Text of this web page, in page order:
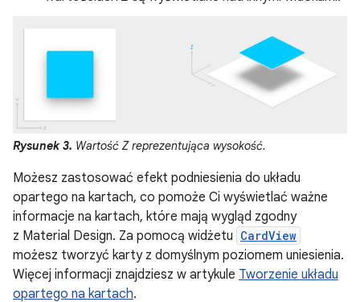
Rysunek 3. Wartość Zreprezentująca wysokość.
Możesz zastosować efekt podniesienia do układu
opartego na kartach, co pomoże Ci wyświetlać ważne
informacje na kartach, które mają wygląd zgodny
z Material Design. Za pomocą widżetu CardView
możesz tworzyć karty z domyślnym poziomem uniesienia.
Więcej informacji znajdziesz w artykule Tworzenie układu
opartego na kartach.